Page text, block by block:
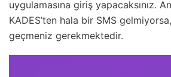
uygulamasına giriş yapacaksınız.
KADES’ten hala bir SMS
geçmeniz gerekmektedir.